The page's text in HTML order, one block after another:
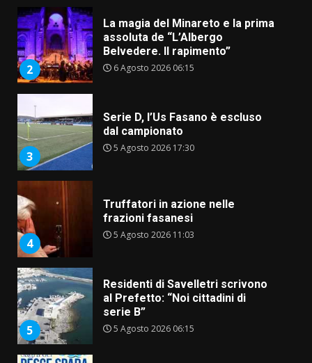
2
La magia del Minareto e la prima
assoluta de “L’Albergo
Belvedere. Il rapimento”
6 Agosto 2026 06:15
3
Serie D, l’Us Fasano è escluso
dal campionato
5 Agosto 2026 17:30
4
Truffatori in azione nelle
frazioni fasanesi
5 Agosto 2026 11:03
5
Residenti di Savelletri scrivono
al Prefetto: “Noi cittadini di
serie B”
5 Agosto 2026 06:15